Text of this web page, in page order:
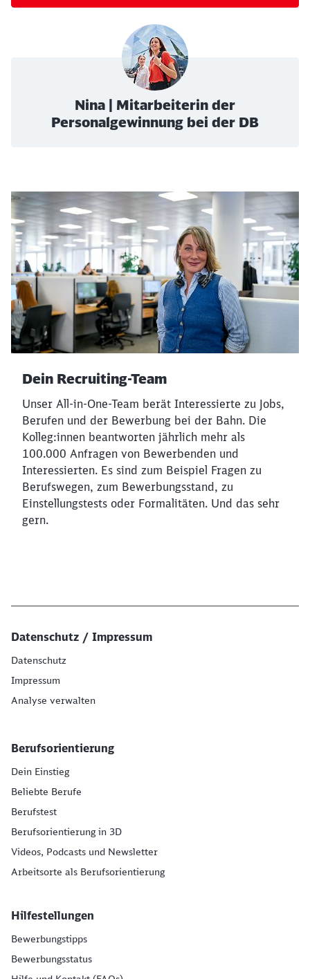
Nina | Mitarbeiterin der
Personalgewinnung bei der DB
Dein Recruiting-Team
Unser All-in-One-Team berät Interessierte zu Jobs,
Berufen und der Bewerbung bei der Bahn. Die
Kolleg:innen beantworten jährlich mehr als
100.000 Anfragen von Bewerbenden und
Interessierten. Es sind zum Beispiel Fragen zu
Berufswegen, zum Bewerbungsstand, zu
Einstellungstests oder Formalitäten. Und das sehr
gern.
Datenschutz / Impressum
Datenschutz
Impressum
Analyse verwalten
Berufsorientierung
Dein Einstieg
Beliebte Berufe
Berufstest
Berufsorientierung in 3D
Videos, Podcasts und Newsletter
Arbeitsorte als Berufsorientierung
Hilfestellungen
Bewerbungstipps
Bewerbungsstatus